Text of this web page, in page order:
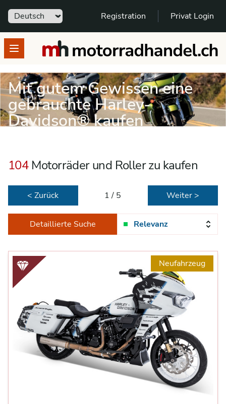
Sprache Registration Privat Login
Open menumotorradhandel.ch
Mit gutem Gewissen eine
gebrauchte Harley-
Davidson® kaufen
104Motorräder und Roller zu kaufen
< Zurück 1 / 5 Weiter >
Detaillierte Suche Relevanz
Neufahrzeug